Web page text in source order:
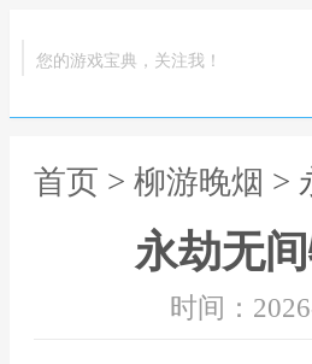
您的游戏宝典，关注我！
首页 > 柳游晚烟 >
永劫无
时间：